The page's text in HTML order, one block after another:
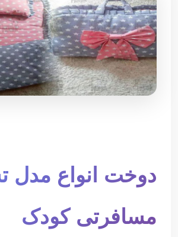
دوخت انواع مدل
مسافرتی کودک